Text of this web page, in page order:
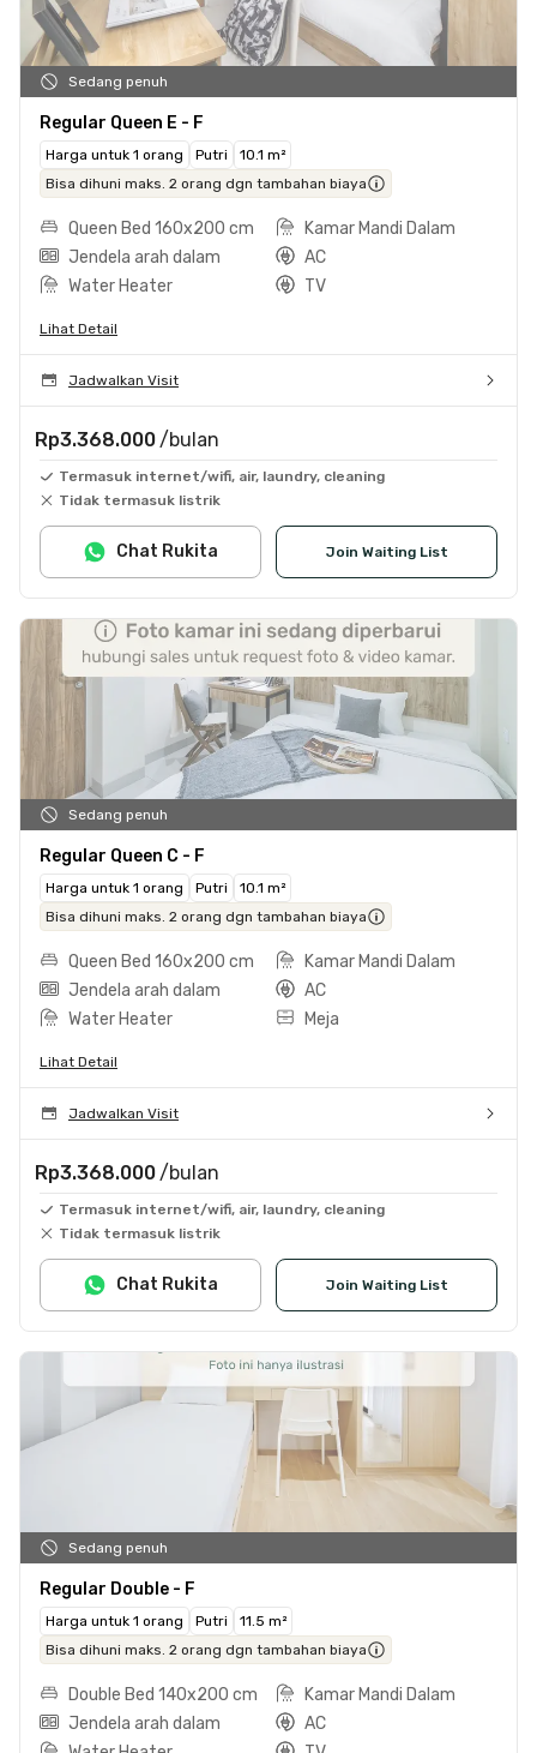
Sedang penuh
Regular Queen E - F
Harga untuk 1 orang Putri
10.1 m²
Bisa dihuni maks. 2 orang dgn tambahan biaya
Queen Bed 160x200 cm
Kamar Mandi Dalam
Jendela arah dalam
AC
Water Heater
TV
Lihat Detail
Jadwalkan Visit
Rp3.368.000 /bulan
Termasuk internet/wifi, air, laundry, cleaning
Tidak termasuk listrik
Join Waiting List
Chat Rukita
Sedang penuh
Regular Queen C - F
Harga untuk 1 orang Putri
10.1 m²
Bisa dihuni maks. 2 orang dgn tambahan biaya
Queen Bed 160x200 cm
Kamar Mandi Dalam
Jendela arah dalam
AC
Water Heater
Meja
Lihat Detail
Jadwalkan Visit
Rp3.368.000 /bulan
Termasuk internet/wifi, air, laundry, cleaning
Tidak termasuk listrik
Join Waiting List
Chat Rukita
Sedang penuh
Regular Double - F
Harga untuk 1 orang Putri
11.5 m²
Bisa dihuni maks. 2 orang dgn tambahan biaya
Double Bed 140x200 cm
Kamar Mandi Dalam
Jendela arah dalam
AC